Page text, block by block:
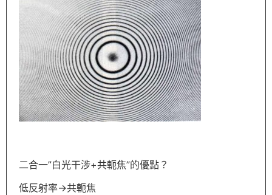
二合一”白光干涉+共軛焦”的優點？
低反射率→共軛焦